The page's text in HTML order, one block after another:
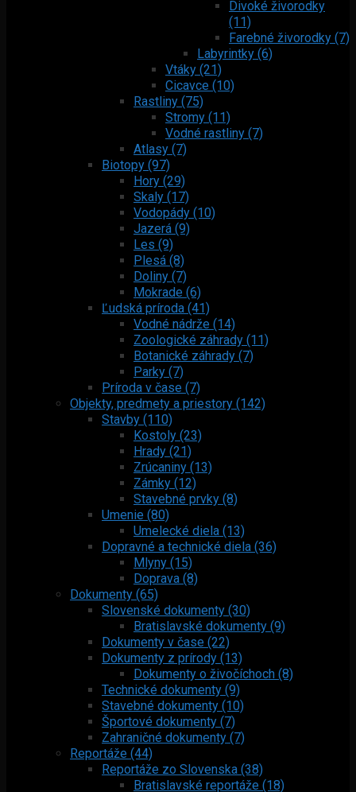
Divoké živorodky
(11)
Farebné živorodky (7)
Labyrintky (6)
Vtáky (21)
Cicavce (10)
Rastliny (75)
Stromy (11)
Vodné rastliny (7)
Atlasy (7)
Biotopy (97)
Hory (29)
Skaly (17)
Vodopády (10)
Jazerá (9)
Les (9)
Plesá (8)
Doliny (7)
Mokrade (6)
Ľudská príroda (41)
Vodné nádrže (14)
Zoologické záhrady (11)
Botanické záhrady (7)
Parky (7)
Príroda v čase (7)
Objekty, predmety a priestory (142)
Stavby (110)
Kostoly (23)
Hrady (21)
Zrúcaniny (13)
Zámky (12)
Stavebné prvky (8)
Umenie (80)
Umelecké diela (13)
Dopravné a technické diela (36)
Mlyny (15)
Doprava (8)
Dokumenty (65)
Slovenské dokumenty (30)
Bratislavské dokumenty (9)
Dokumenty v čase (22)
Dokumenty z prírody (13)
Dokumenty o živočíchoch (8)
Technické dokumenty (9)
Stavebné dokumenty (10)
Športové dokumenty (7)
Zahraničné dokumenty (7)
Reportáže (44)
Reportáže zo Slovenska (38)
Bratislavské reportáže (18)